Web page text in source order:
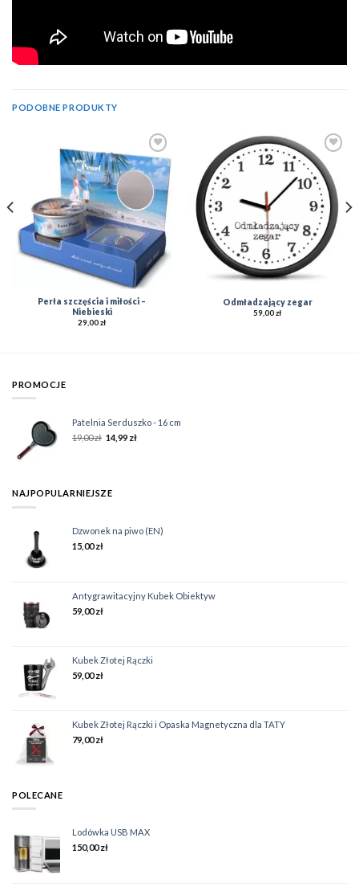
PODOBNE PRODUKTY
Add to
Wishlist
Perła szczęścia i miłości –
Niebieski
29,00zł
Add to
Wishlist
Odmładzający zegar
59,00zł
PROMOCJE
Patelnia Serduszko - 16 cm
19,00zł 14,99 zł
NAJPOPULARNIEJSZE
Dzwonek na piwo (EN)
15,00zł
Antygrawitacyjny Kubek Obiektyw
59,00zł
Kubek Złotej Rączki
59,00zł
Kubek Złotej Rączki i Opaska Magnetyczna dla TATY
79,00zł
POLECANE
Lodówka USB MAX
150,00zł